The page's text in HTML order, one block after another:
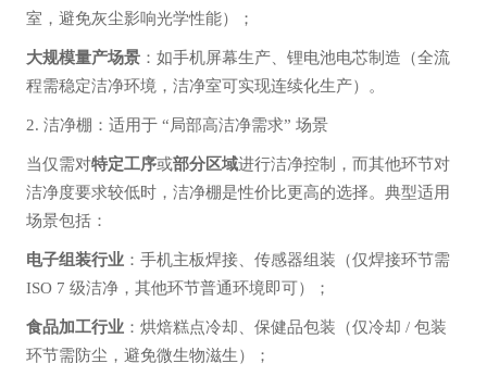
室，避免灰尘影响光学性能）；
大规模量产场景：如手机屏幕生产、锂电池电芯制造（全流
程需稳定洁净环境，洁净室可实现连续化生产）。
2. 洁净棚：适用于 “局部高洁净需求” 场景
当仅需对特定工序或部分区域进行洁净控制，而其他环节对
洁净度要求较低时，洁净棚是性价比更高的选择。典型适用
场景包括：
电子组装行业：手机主板焊接、传感器组装（仅焊接环节需
ISO 7 级洁净，其他环节普通环境即可）；
食品加工行业：烘焙糕点冷却、保健品包装（仅冷却 / 包装
环节需防尘，避免微生物滋生）；